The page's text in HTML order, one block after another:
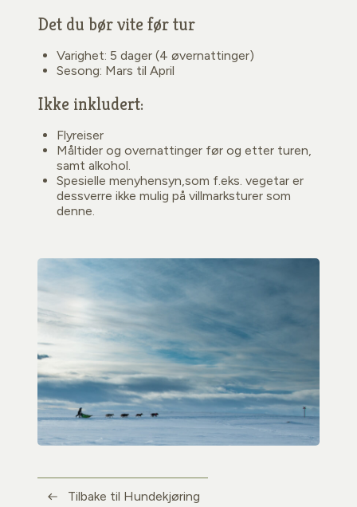
Det du bør vite før tur
Varighet: 5 dager (4 øvernattinger)
Sesong: Mars til April
Ikke inkludert:
Flyreiser
Måltider og overnattinger før og etter turen,
samt alkohol.
Spesielle menyhensyn,som f.eks. vegetar er
dessverre ikke mulig på villmarksturer som
denne.
Tilbake til Hundekjøring